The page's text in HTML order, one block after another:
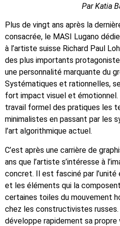
Par Katia
Plus de vingt ans après la
consacrée, le MASI Lugano
à l’artiste suisse Richard Paul
des plus importants
une personnalité marquante du
Systématiques et rationnelles,
fort impact visuel et émotionnel.
travail formel des pratiques les
minimalistes en passant par les
l’art algorithmique actuel.
C’est après une carrière de
ans que l’artiste s’intéresse à
concret. Il est fasciné par
et les éléments qui la
certaines toiles du mouvement
chez les constructivistes russes.
développe rapidement sa